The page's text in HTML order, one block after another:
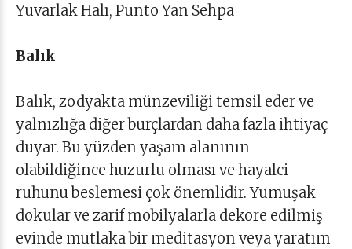
Yuvarlak Halı, Punto Yan Sehpa
Balık
Balık, zodyakta münzeviliği temsil eder ve
yalnızlığa diğer burçlardan daha fazla ihtiyaç
duyar. Bu yüzden yaşam alanının
olabildiğince huzurlu olması ve hayalci
ruhunu beslemesi çok önemlidir. Yumuşak
dokular ve zarif mobilyalarla dekore edilmiş
evinde mutlaka bir meditasyon veya yaratım